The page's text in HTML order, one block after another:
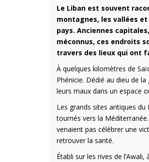
Le Liban est souvent
montagnes, les vallées
pays. Anciennes
méconnus, ces endroits
travers des lieux qui ont
À quelques kilomètres de
Phénicie. Dédié au dieu de
leurs maux dans un espace
Les grands sites antiques
tournés vers la
venaient pas célébrer une
retrouver la santé.
Établi sur les rives de